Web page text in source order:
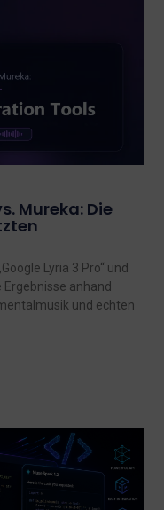
Mureka: Die
Lyria 3 Pro“ und
Ergebnisse anhand
und echten